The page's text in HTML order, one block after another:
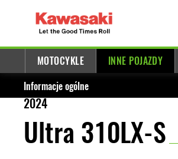
MOTOCYKLE INNE POJAZDY
Informacje ogólne
2024
Ultra 310LX-S